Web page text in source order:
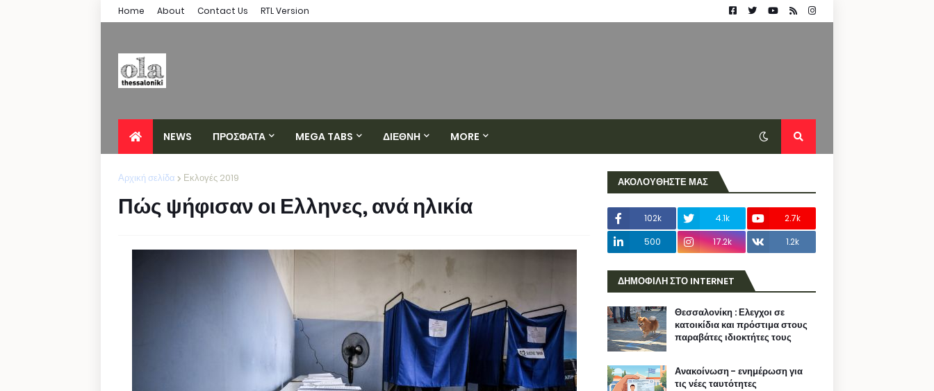
Home About Contact Us RTL Version
NEWS ΠΡΟΣΦΑΤΑ MEGA TABS ΔΙΕΘΝΗ MORE
Αρχική σελίδα Εκλογές 2019
Πώς ψήφισαν οι Ελληνες, ανά ηλικία
ΑΚΟΛΟΥΘΗΣΤΕ ΜΑΣ
102k 4.1k
2.7k
500
17.2k 1.2k
ΔΗΜΟΦΙΛΗ ΣΤΟ INTERNET
Θεσσαλονίκη : Ελεγχοι σε
κατοικίδια και πρόστιμα στους
παραβάτες ιδιοκτήτες τους
Ανακοίνωση - ενημέρωση για
τις νέες ταυτότητες